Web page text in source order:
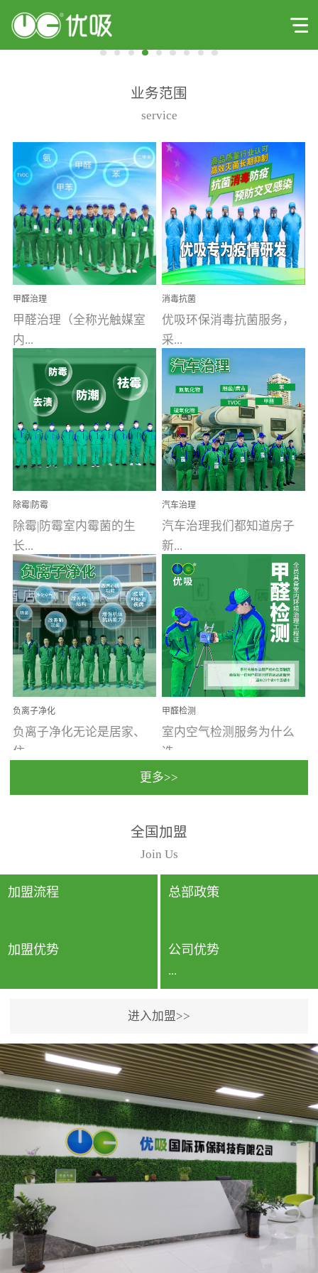
业务范围
service
甲醛治理
甲醛治理（全称光触媒室
内...
空气污染净化治理）工业
文明的进步，创造了多姿
多彩的家居产品和生活情
调，但也带来了以甲醛为
首的室内...
消毒抗菌
优吸环保消毒抗菌服务，
采...
用行业公认奥维牌消毒
液，具备杀死人体冠状病
毒的功效，杀菌率
99.99%。相对于传统消毒
液来说，无...
除霉|防霉
除霉|防霉室内霉菌的生
长...
受温度、湿度、基质养
分、通风四个条件影响，
温暖潮湿、营养物质多、
通风缓慢的空间最易滋生
大量霉菌的...
汽车治理
汽车治理我们都知道房子
新...
装修完会有甲醛，其实汽
车的甲醛超标问题更为严
重。汽车的空间范围小，
配件、皮具、装饰多，这
些都是汽...
负离子净化
负离子净化无论是居家、
住...
动，人类长时间停留的室
内空间都有整体消毒的需
要。因为空间内人流携带
的、空气...
甲醛检测
室内空气检测服务为什么
选...
行国家规定的标准检测方
法，空气采样量准确，检
测结果可靠，远胜于其他
检测...
更多>>
全国加盟
Join Us
加盟流程 总部政策
加盟优势 公司优势
...
专利保护优势、双甲资质
企业（“室内环境净化治理
甲级施工资质”“室内环境
污染治理资质等级证
书”）、拥有多名高级《环
境工程高级工程师》室内
空气治理资格认证的治理
人员、掌握室内空气净化
治理实用技术和五项专利
技术、八项计算机软件著
作权登记证书等。研发实
进入加盟>>